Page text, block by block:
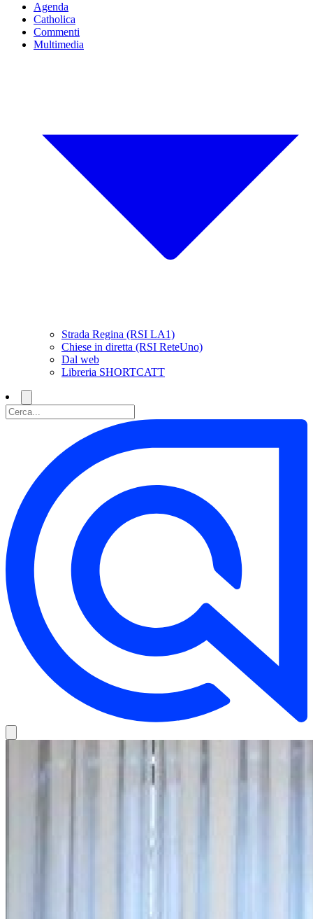
Agenda
Catholica
Commenti
Multimedia
Strada Regina (RSI LA1)
Chiese in diretta (RSI ReteUno)
Dal web
Libreria SHORTCATT